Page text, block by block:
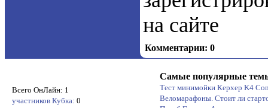
на сайте
Комментарии: 0
Всего ОнЛайн: 1
участников Кубка: 0
Самые популярные
Тест минимойки Керхер K4
Веломарафоны. Стоит ли